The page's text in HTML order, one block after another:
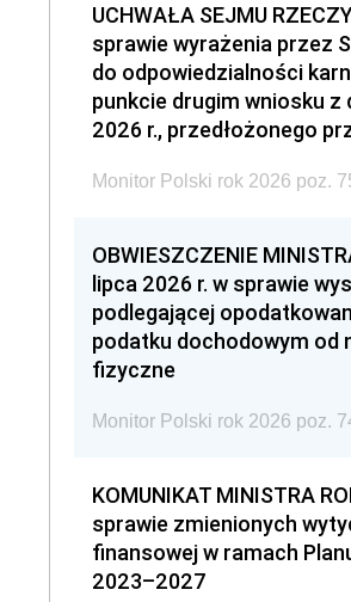
UCHWAŁA SEJMU
sprawie wyrażenia przez
do odpowiedzialności
punkcie drugim wniosku z
2026 r., przedłożonego
Monitor Polski rok 2026 poz.
OBWIESZCZENIE
lipca 2026 r. w sprawie
podlegającej
podatku dochodowym od
fizyczne
Monitor Polski rok 2026 poz.
KOMUNIKAT MINISTRA
sprawie zmienionych
finansowej w ramach
2023–2027